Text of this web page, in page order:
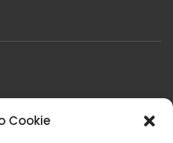
Cookie